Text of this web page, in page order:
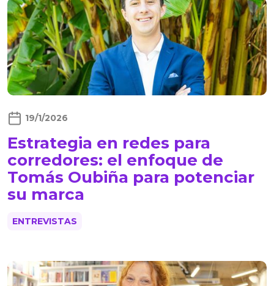
19/1/2026
Estrategia en redes para
corredores: el enfoque de
Tomás Oubiña para potenciar
su marca
ENTREVISTAS